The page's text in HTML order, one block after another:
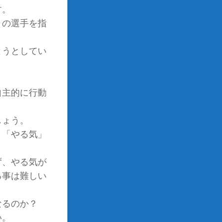
選手を指
としてい
的に行動
う。
やる気」
やる気が
は難しい
のか？